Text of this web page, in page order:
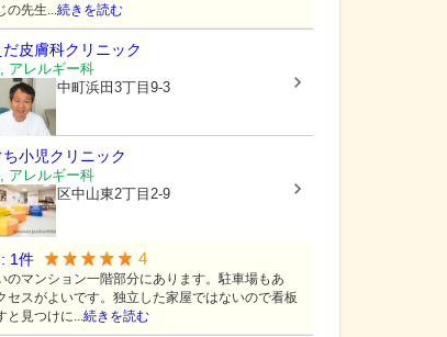
の先生...続きを読む
皮膚科クリニック
アレルギー科
芸郡府中町浜田3丁目9-3
ち小児クリニック
アレルギー科
島市東区中山東2丁目2-9
ィ中山
1件 4
のマンション一階部分にあります。駐車場もあ
セスがよいです。独立した家屋ではないので看板
と見つけに...続きを読む